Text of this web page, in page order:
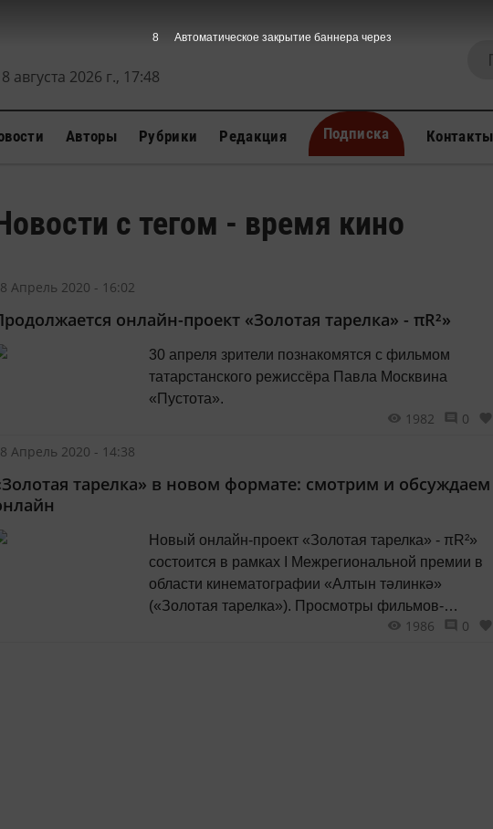
августа 2026 г., 17:48
Авторы Рубрики Редакция Подписка Контакты
с тегом - время кино
Апрель 2020 - 16:02
онлайн-проект «Золотая тарелка» - πR²»
30 апреля зрители познакомятся с фильмом
татарстанского режиссёра Павла Москвина
«Пустота».
1982 0
Апрель 2020 - 14:38
тарелка» в новом формате: смотрим и обсуждаем
Новый онлайн-проект «Золотая тарелка» - πR²»
состоится в рамках I Межрегиональной премии в
области кинематографии «Алтын тәлинкә»
(«Золотая тарелка»). Просмотры фильмов-
соискателей премии, онлайн-встречи с их
1986 0
7 Автоматическое закрытие баннера через